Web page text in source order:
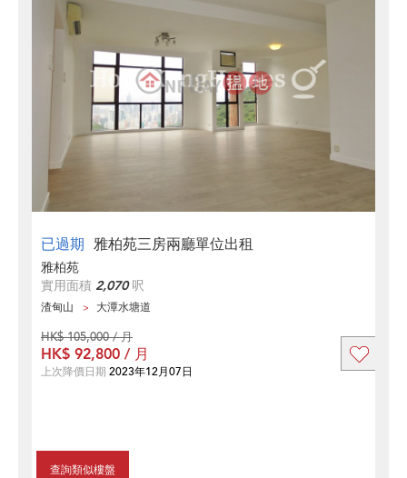
已過期 雅柏苑三房兩廳單位出租
雅柏苑
實用面積 2,070呎
渣甸山 大潭水塘道
查詢類似樓盤
HK$ 105,000 / 月
HK$ 92,800 / 月
上次降價日期 2023年12月07日